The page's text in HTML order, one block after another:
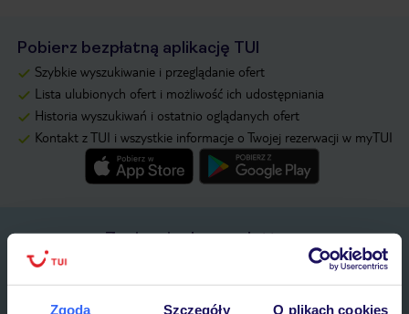
Zgoda Szczegóły O plikach cookies
Pobierz bezpłatną aplikację TUI
Szybkie wyszukiwanie i przeglądanie ofert
Lista ulubionych ofert i możliwość ich udostępniania
Historia wyszukiwań i ostatnio oglądanych ofert
Kontakt z TUI i wszystkie informacje o Twojej rezerwacji w myTUI
Zapisz się do newslettera
IMIĘ*